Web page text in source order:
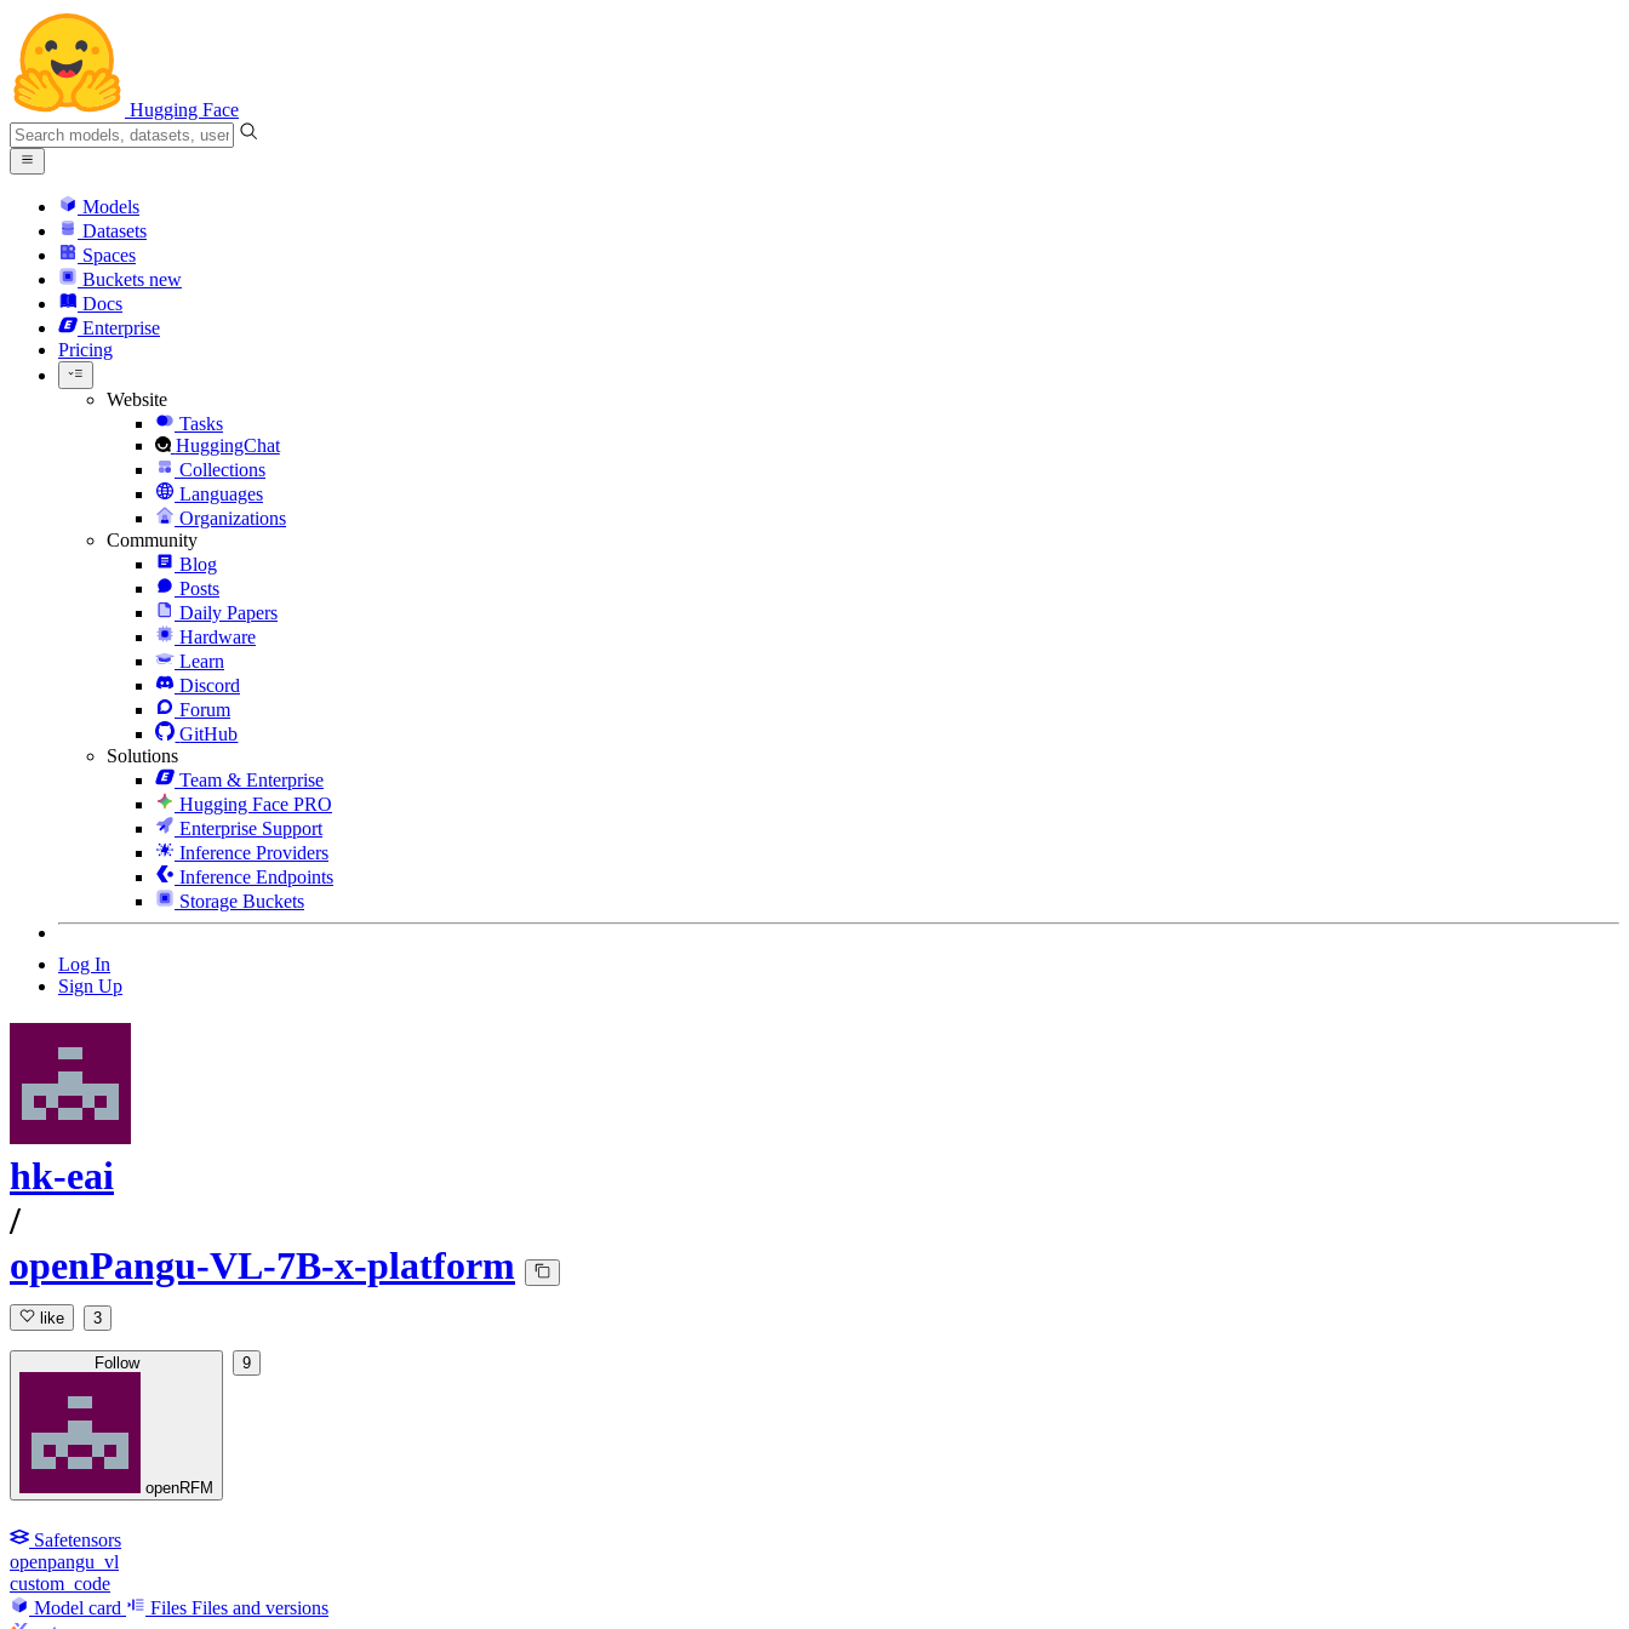
Hugging Face
Models
Datasets
Spaces
Buckets new
Docs
Enterprise
Pricing
Website
Tasks
HuggingChat
Collections
Languages
Organizations
Community
Blog
Posts
Daily Papers
Hardware
Learn
Discord
Forum
GitHub
Solutions
Team & Enterprise
Hugging Face PRO
Enterprise Support
Inference Providers
Inference Endpoints
Storage Buckets
Log In
Sign Up
hk-eai
/
openPangu-VL-7B-x-platform
like 3
Follow
openRFM
9
Safetensors
openpangu_vl
custom_code
Model card
Files Files and versions